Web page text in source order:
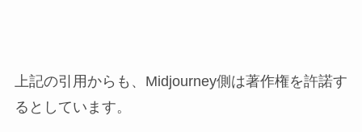
上記の引用からも、Midjourney側は著作権を許諾す
るとしています。